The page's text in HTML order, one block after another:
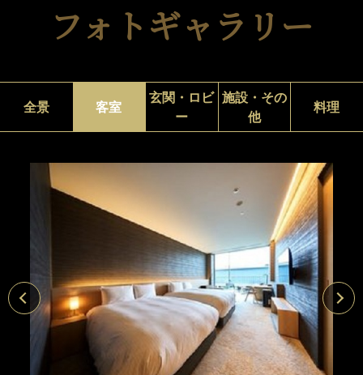
フォトギャラリー
全景 客室
玄関・ロビ
ー
施設・その
他
料理